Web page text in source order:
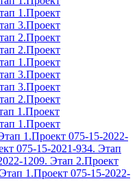
1.Проект
3.Проект
2.Проект
2.Проект
1.Проект
3.Проект
3.Проект
2.Проект
1.Проект
1.Проект
1.Проект 075-15-2022-
075-15-2021-934. Этап
1209. Этап 2.Проект
1.Проект 075-15-2022-